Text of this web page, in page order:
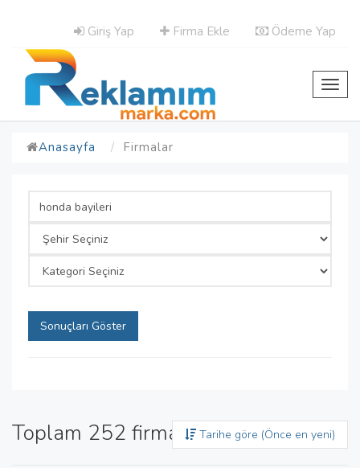
Giriş Yap Firma Ekle Ödeme Yap
Anasayfa Firmalar
Sonuçları Göster
Toplam 252 firma bulunduTarihe göre (Önce en yeni)